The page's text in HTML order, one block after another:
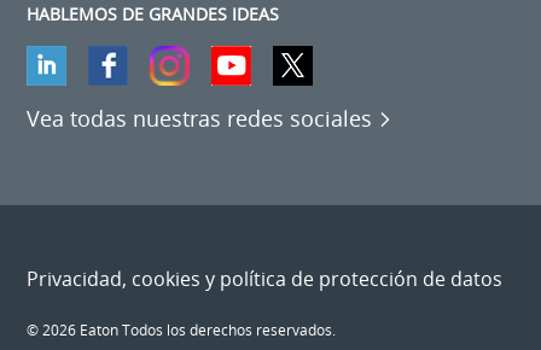
HABLEMOS DE GRANDES IDEAS
Vea todas nuestras redes sociales
Privacidad, cookies y política de protección de datos
© 2026 Eaton Todos los derechos reservados.